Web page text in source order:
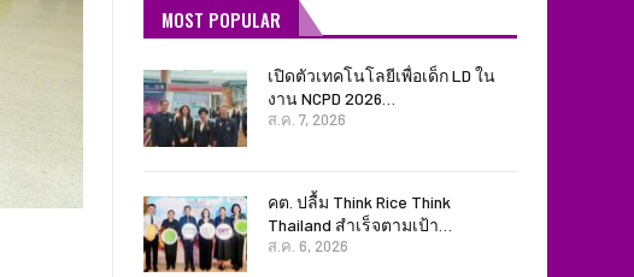
MOST POPULAR
เปิดตัวเทคโนโลยีเพื่อเด็ก LD ใน
งาน NCPD 2026…
ส.ค. 7, 2026
คต. ปลื้ม Think Rice Think
Thailand สำเร็จตามเป้า…
ส.ค. 6, 2026